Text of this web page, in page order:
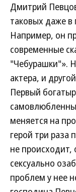
Дмитрий
таковых даже
Например, он
современные
"Чебурашки"».
актера, и
Первый
меняется на
герой три раза
не происходит,
сексуально
проблем у нее